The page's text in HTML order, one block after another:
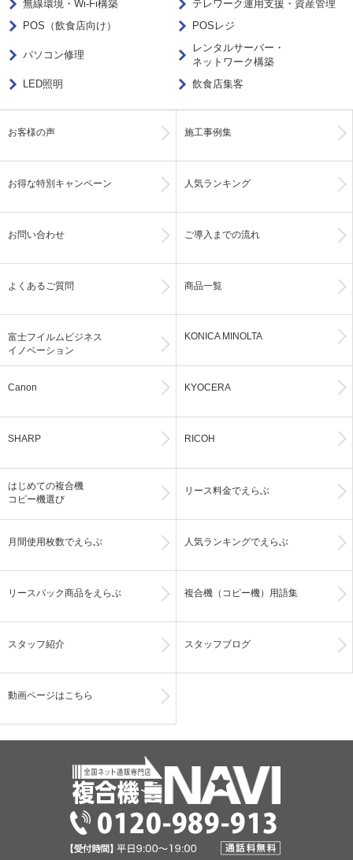
無線環境・Wi-Fi構築
テレワーク運用支援・資産管理
POS（飲食店向け）
POSレジ
パソコン修理
レンタルサーバー・
ネットワーク構築
LED照明
飲食店集客
お客様の声 施工事例集
お得な特別キャンペーン 人気ランキング
お問い合わせ ご導入までの流れ
よくあるご質問 商品一覧
富士フイルムビジネス
イノベーション
KONICA MINOLTA
Canon KYOCERA
SHARP RICOH
はじめての複合機
コピー機選び
リース料金でえらぶ
月間使用枚数でえらぶ 人気ランキングでえらぶ
リースパック商品をえらぶ 複合機（コピー機）用語集
スタッフ紹介 スタッフブログ
動画ページはこちら